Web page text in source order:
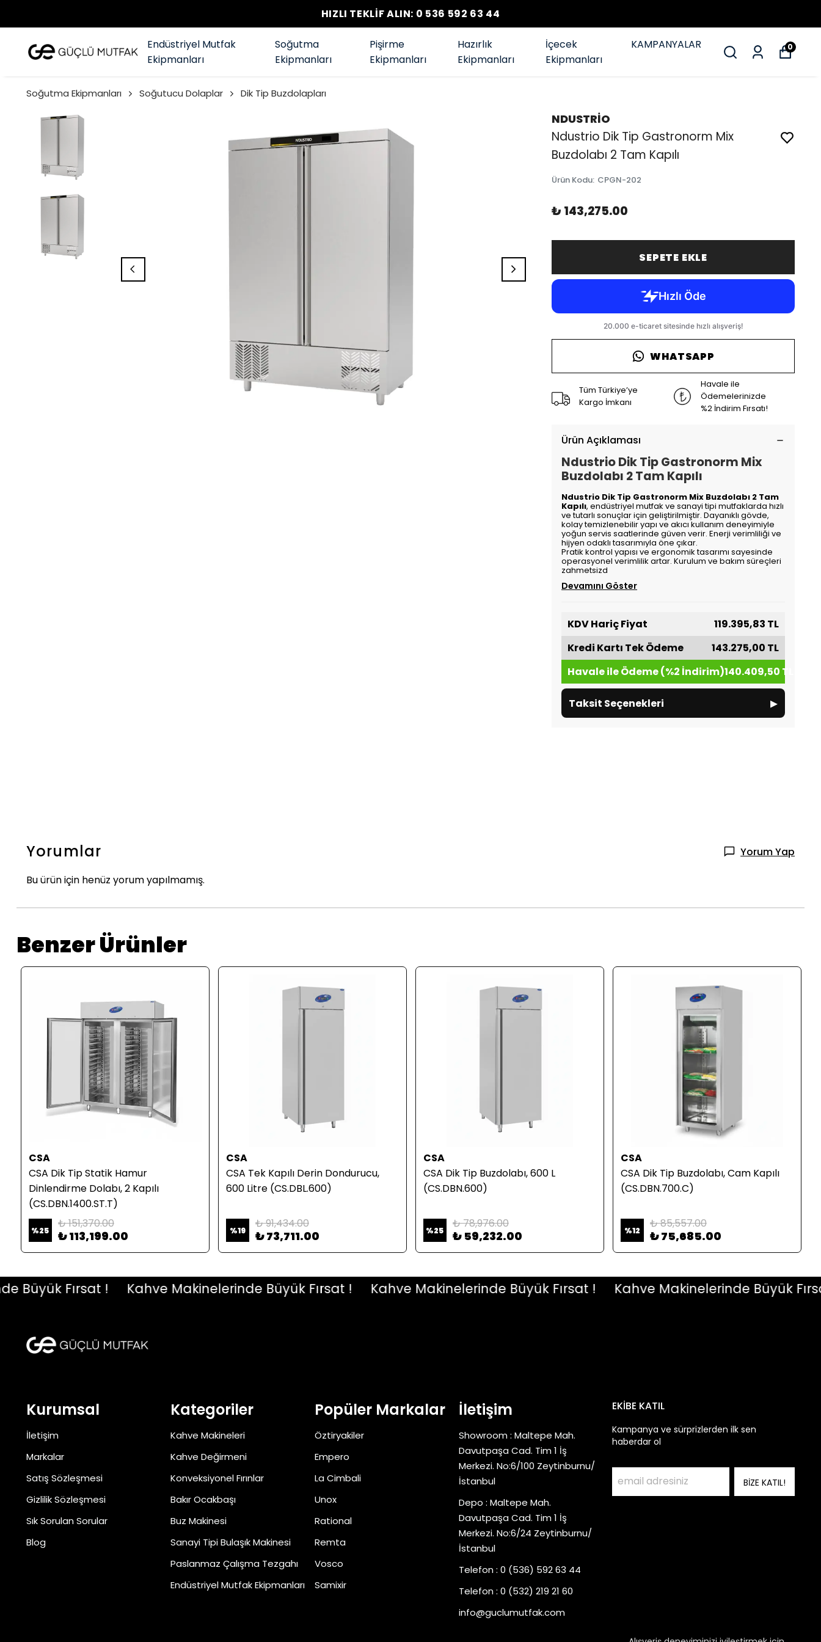
HIZLI TEKLİF ALIN: 0 536 592 63 44
Endüstriyel Mutfak
Ekipmanları
Soğutma
Ekipmanları
Pişirme
Ekipmanları
Hazırlık
Ekipmanları
İçecek
Ekipmanları
KAMPANYALAR 0
Soğutma Ekipmanları Soğutucu Dolaplar Dik Tip Buzdolapları
NDUSTRİO
Ndustrio Dik Tip Gastronorm Mix
Buzdolabı 2 Tam Kapılı
Ürün Kodu: CPGN-202
₺ 143,275.00
SEPETE EKLE
WHATSAPP
Tüm Türkiye’ye
Kargo İmkanı
Havale ile
Ödemelerinizde
%2 İndirim Fırsatı!
Ürün Açıklaması
Ndustrio Dik Tip Gastronorm Mix
Buzdolabı 2 Tam Kapılı
Ndustrio Dik Tip Gastronorm Mix Buzdolabı 2 Tam
Kapılı, endüstriyel mutfak ve sanayi tipi mutfaklarda hızlı
ve tutarlı sonuçlar için geliştirilmiştir. Dayanıklı gövde,
kolay temizlenebilir yapı ve akıcı kullanım deneyimiyle
yoğun servis saatlerinde güven verir. Enerji verimliliği ve
hijyen odaklı tasarımıyla öne çıkar.
Pratik kontrol yapısı ve ergonomik tasarımı sayesinde
operasyonel verimlilik artar. Kurulum ve bakım süreçleri
zahmetsizd
Devamını Göster
KDV Hariç Fiyat
119.395,83 TL
Kredi Kartı Tek Ödeme
143.275,00 TL
Havale ile Ödeme (%2 İndirim)140.409,50 TL
Taksit Seçenekleri ▸
Yorumlar Yorum Yap
Bu ürün için henüz yorum yapılmamış.
Benzer Ürünler
CSA
CSA Dik Tip Statik Hamur
Dinlendirme Dolabı, 2 Kapılı
(CS.DBN.1400.ST.T)
%25 ₺ 151,370.00
₺ 113,199.00
CSA
CSA Tek Kapılı Derin Dondurucu,
600 Litre (CS.DBL.600)
%19 ₺ 91,434.00
₺ 73,711.00
CSA
CSA Dik Tip Buzdolabı, 600 L
(CS.DBN.600)
%25 ₺ 78,976.00
₺ 59,232.00
CSA
CSA Dik Tip Buzdolabı, Cam Kapılı
(CS.DBN.700.C)
%12 ₺ 85,557.00
₺ 75,685.00
Fırsat ! Kahve Makinelerinde Büyük Fırsat ! Kahve Makinelerinde Büyük Fırsat ! Kahve Makinelerinde Büyük Fırsat !
Kurumsal
İletişim
Markalar
Satış Sözleşmesi
Gizlilik Sözleşmesi
Sık Sorulan Sorular
Blog
Kategoriler
Kahve Makineleri
Kahve Değirmeni
Konveksiyonel Fırınlar
Bakır Ocakbaşı
Buz Makinesi
Sanayi Tipi Bulaşık Makinesi
Paslanmaz Çalışma Tezgahı
Endüstriyel Mutfak Ekipmanları
Popüler Markalar
Öztiryakiler
Empero
La Cimbali
Unox
Rational
Remta
Vosco
Samixir
İletişim
Showroom : Maltepe Mah.
Davutpaşa Cad. Tim 1 İş
Merkezi. No:6/100 Zeytinburnu/
İstanbul
Depo : Maltepe Mah.
Davutpaşa Cad. Tim 1 İş
Merkezi. No:6/24 Zeytinburnu/
İstanbul
Telefon : 0 (536) 592 63 44
Telefon : 0 (532) 219 21 60
info@guclumutfak.com
EKİBE KATIL
Kampanya ve sürprizlerden ilk sen
haberdar ol
BİZE KATIL!